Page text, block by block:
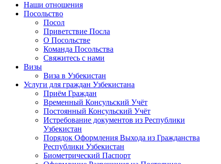
Наши отношения
Посольство
Посол
Приветствие Посла
О Посольстве
Команда Посольства
Свяжитесь с нами
Визы
Виза в Узбекистан
Услуги для граждан Узбекистана
Приём Граждан
Временный Консульский Учёт
Постоянный Консульский Учёт
Истребование документов из Республики
Узбекистан
Порядок Оформления Выхода из Гражданства
Республики Узбекистан
Биометрический Паспорт